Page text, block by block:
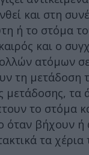
και στη
ή το στόμα
και ο
ατόμων σε
τη μετάδοση
μετάδοσης, τα
το στόμα
όταν βήχουν ή
τα χέρια